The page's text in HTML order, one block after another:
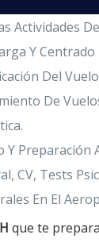
Actividades
Y
Del
De
Y Preparación
CV, Tests
En El
que te